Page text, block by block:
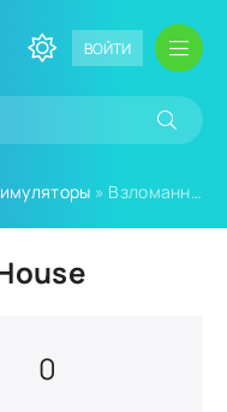
ВОЙТИ
» Взломанная KitKot House
0